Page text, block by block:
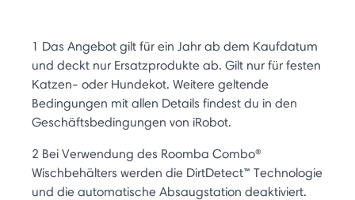
1 Das Angebot gilt für ein Jahr ab dem Kaufdatum
und deckt nur Ersatzprodukte ab. Gilt nur für festen
Katzen- oder Hundekot. Weitere geltende
Bedingungen mit allen Details findest du in den
Geschäftsbedingungen von iRobot.
2 Bei Verwendung des Roomba Combo®
Wischbehälters werden die DirtDetect™ Technologie
und die automatische Absaugstation deaktiviert.